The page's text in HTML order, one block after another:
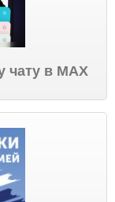
чату в МАХ